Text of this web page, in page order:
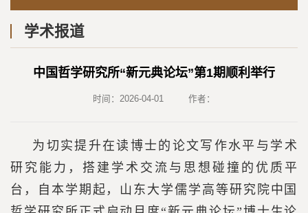
学术报道
中国哲学研究所“新元典论坛”第1期顺利举行
时间：2026-04-01 作者：
为切实提升在读博士的论文写作水平与学术
研究能力，搭建学术交流与思想碰撞的优质平
台，自本学期起，山东大学儒学高等研究院中国